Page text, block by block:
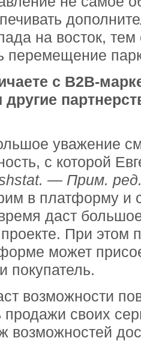
на восток,
перемещение
с B2B-
другие
уважение
с которой
. — Прим.
в платформу и
даст
проекте. При этом
может
покупатель.
возможности
продажи своих
возможностей